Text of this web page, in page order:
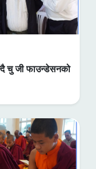
चु जी फाउन्डेसनको